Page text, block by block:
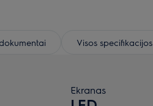
Visos specifikacijos
Ekranas